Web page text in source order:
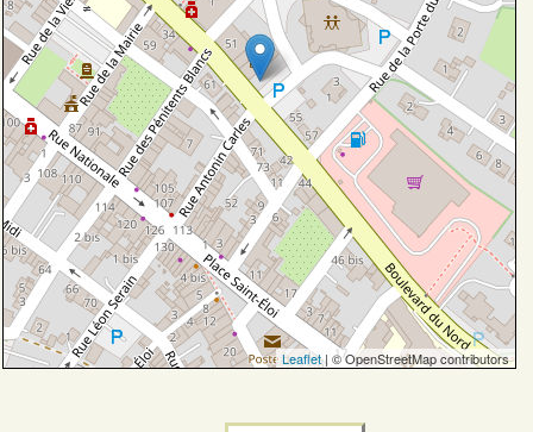
Leaflet| © OpenStreetMap contributors